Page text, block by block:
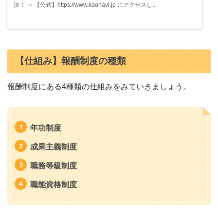
決！ ⇒ 【公式】https://www.kaonavi.jp にアクセスし...
【仕組み】報酬制度の種類
報酬制度にある4種類の仕組みをみていきましょう。
年功制度
成果主義制度
職務等級制度
職能資格制度